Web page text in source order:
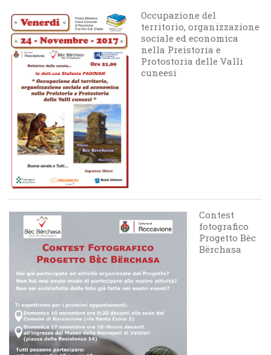
Occupazione del
territorio, organizzazione
sociale ed economica
nella Preistoria e
Protostoria delle Valli
cuneesi
Contest
fotografico
Progetto Bèc
Bërchasa